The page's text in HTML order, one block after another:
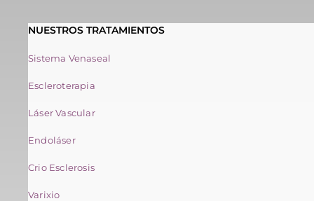
NUESTROS TRATAMIENTOS
Sistema Venaseal
Escleroterapia
Láser Vascular
Endoláser
Crio Esclerosis
Varixio